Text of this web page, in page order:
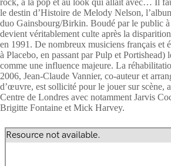
rock, à la pop et au look qui allait avec… Il
le destin d’Histoire de Melody Nelson,
duo Gainsbourg/Birkin. Boudé par le public à
devient véritablement culte après la
en 1991. De nombreux musiciens français et
à Placebo, en passant par Pulp et Portishead)
comme une influence majeure. La
2006, Jean-Claude Vannier, co-auteur et
d’œuvre, est sollicité pour le jouer sur scène,
Centre de Londres avec notamment Jarvis
Brigitte Fontaine et Mick Harvey.